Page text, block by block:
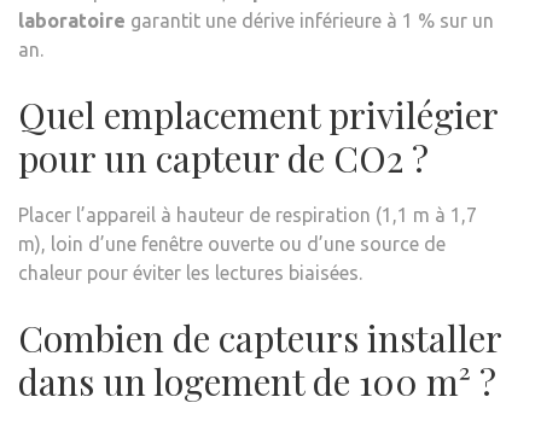
laboratoire garantit une dérive inférieure à 1 % sur un
an.
Quel emplacement privilégier
pour un capteur de CO2 ?
Placer l’appareil à hauteur de respiration (1,1 m à 1,7
m), loin d’une fenêtre ouverte ou d’une source de
chaleur pour éviter les lectures biaisées.
Combien de capteurs installer
dans un logement de 100 m² ?